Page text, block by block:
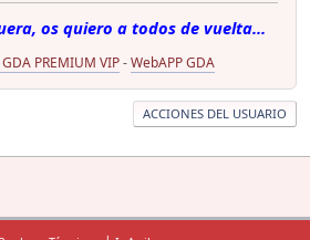
os quiero a todos de vuelta...
GDA PREMIUM VIP-WebAPP GDA
ACCIONES DEL USUARIO